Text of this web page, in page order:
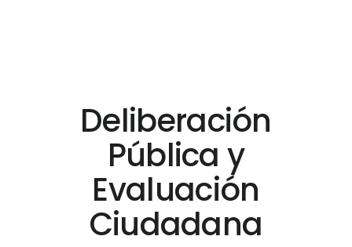
Deliberación
Pública y
Evaluación
Ciudadana